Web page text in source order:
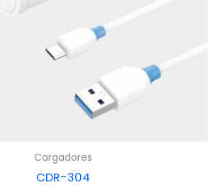
Cargadores
CDR-304